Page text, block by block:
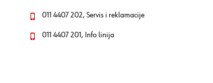
011 4407 202, Servis i reklamacije
011 4407 201, Info linija